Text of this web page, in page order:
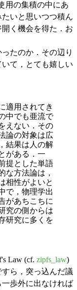
用の集積の中にあ
いと思いつつ積ん
く機会を得た．お
たのか．その辺り
て，とても嬉しい
適用されてき
中でも亜流で
えない．その
論の対象は広
結果は人の解
がある．一
提とした単語
な方法論は，
相性がよいと
で，物理学出
があちこちに
究の側からは
研究に多くを
Law (cf. zipfs_law)
ら，突っ込んだ議
歩外に出なければ